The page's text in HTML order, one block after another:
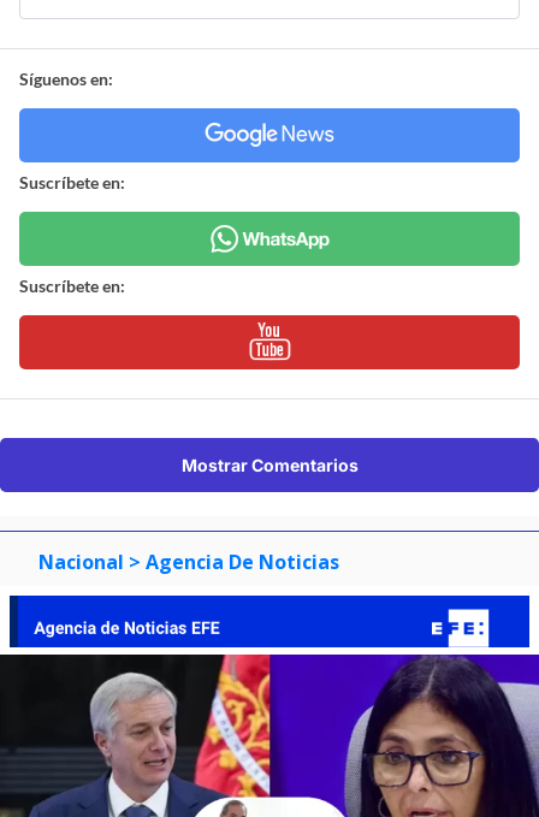
Síguenos en:
Suscríbete en:
Suscríbete en:
Mostrar Comentarios
Nacional > Agencia De Noticias